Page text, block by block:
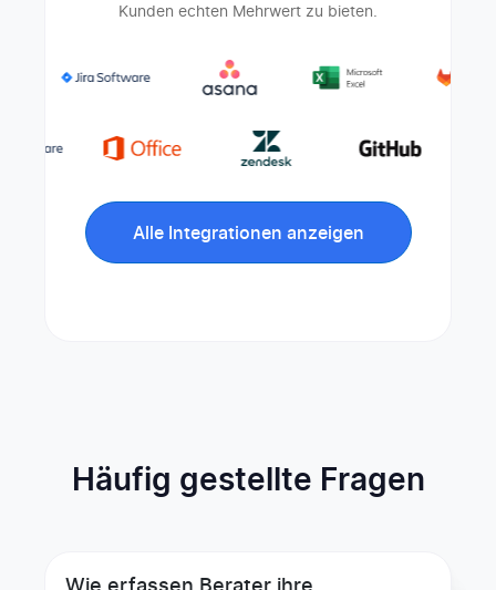
Kunden echten Mehrwert zu bieten.
Alle Integrationen anzeigen
Häufig gestellte Fragen